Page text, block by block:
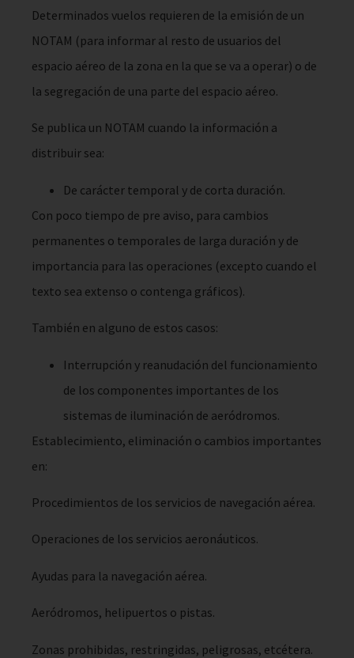
Determinados vuelos requieren de la emisión de un
NOTAM (para informar al resto de usuarios del
espacio aéreo de la zona en la que se va a operar) o de
la segregación de una parte del espacio aéreo.
Se publica un NOTAM cuando la información a
distribuir sea:
De carácter temporal y de corta duración.
Con poco tiempo de pre aviso, para cambios
permanentes o temporales de larga duración y de
importancia para las operaciones (excepto cuando el
texto sea extenso o contenga gráficos).
También en alguno de estos casos:
Interrupción y reanudación del funcionamiento
de los componentes importantes de los
sistemas de iluminación de aeródromos.
Establecimiento, eliminación o cambios importantes
en:
Procedimientos de los servicios de navegación aérea.
Operaciones de los servicios aeronáuticos.
Ayudas para la navegación aérea.
Aeródromos, helipuertos o pistas.
Zonas prohibidas, restringidas, peligrosas, etcétera.